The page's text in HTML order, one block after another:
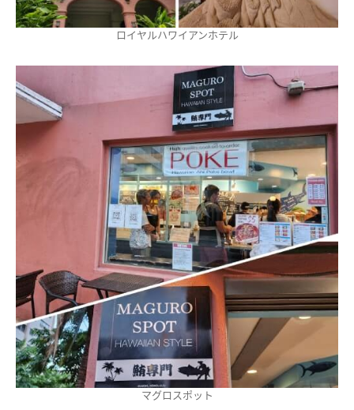
ロイヤルハワイアンホテル
マグロスポット